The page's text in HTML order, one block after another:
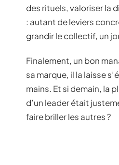
des rituels, valoriser la
: autant de leviers
grandir le collectif, un
Finalement, un bon
sa marque, il la laisse
mains. Et si demain, la
d’un leader était
faire briller les autres ?